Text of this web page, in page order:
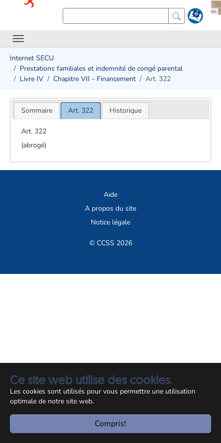
Ce site web utilise des cookies.
Les cookies sont utilisés pour vous permettre une utilisation
optimale de notre site web.
Compris!
Internet SECU
Prestations familiales et indemnité de congé parental
Livre IV
Chapitre VII - Financement Art. 322
Sommaire Art. 322 Historique
Art. 322
(abrogé)
Aide
A propos du site
Notice légale
© CCSS 2026